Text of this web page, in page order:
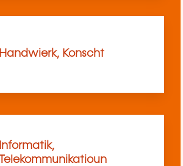
Handwierk, Konscht
Informatik,
Telekommunikatioun